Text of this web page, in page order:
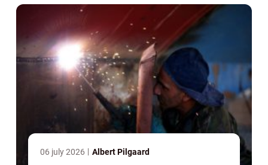
06 july 2026 Albert Pilgaard